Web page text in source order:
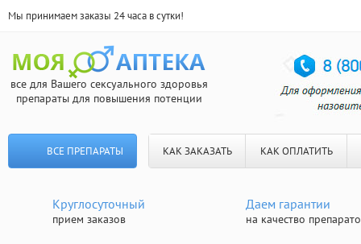
Мы принимаем заказы 24 часа в сутки!
все для Вашего сексуального здоровья
препараты для повышения потенции
ВСЕ ПРЕПАРАТЫ КАК ЗАКАЗАТЬ КАК ОПЛАТИТЬ
Круглосуточный
прием заказов
Даем гарантии
на качество